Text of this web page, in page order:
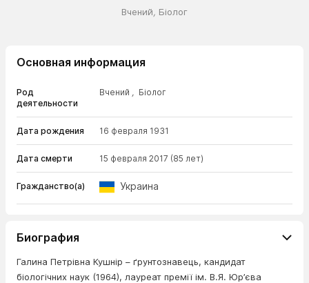
Вчений, Біолог
Основная информация
Род
деятельности
Вчений , Біолог
Дата рождения 16 февраля 1931
Дата смерти 15 февраля 2017 (85 лет)
Гражданство(а) Украина
Биография
Галина Петрівна Кушнір – ґрунтознавець, кандидат
біологічних наук (1964), лауреат премії ім. В.Я. Юр’єва